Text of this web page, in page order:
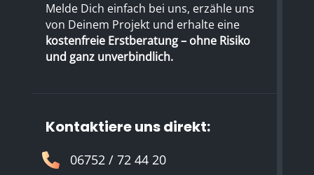
Melde Dich einfach bei uns, erzähle uns
von Deinem Projekt und erhalte eine
kostenfreie Erstberatung – ohne Risiko
und ganz unverbindlich.
Kontaktiere uns direkt:
06752 / 72 44 20